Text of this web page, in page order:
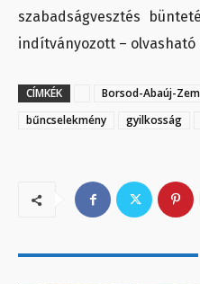
szabadságvesztés
indítványozott – olvasható
CÍMKÉK
Borsod-Abaúj-
bűncselekmény
gyilkosság